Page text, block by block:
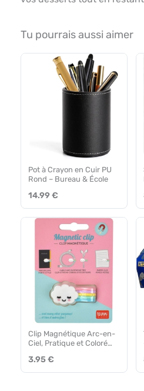
Tu pourrais aussi aimer
Pot à Crayon en Cuir PU
Rond – Bureau & École
14.99 €
Clip Magnétique Arc-en-
Ciel, Pratique et Coloré
3.95 €